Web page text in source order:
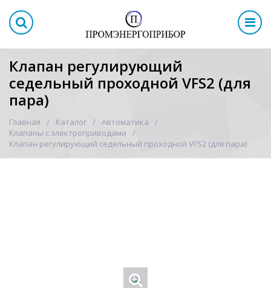
Клапан регулирующий
седельный проходной VFS2 (для
пара)
Главная Каталог
Автоматика
Клапаны с электроприводами
Клапан регулирующий седельный проходной VFS2 (для пара)